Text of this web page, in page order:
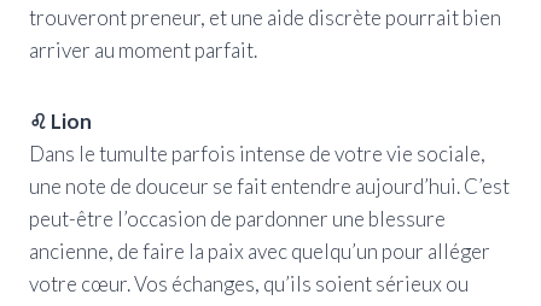
trouveront preneur, et une aide discrète pourrait bien
arriver au moment parfait.
♌ Lion
Dans le tumulte parfois intense de votre vie sociale,
une note de douceur se fait entendre aujourd’hui. C’est
peut-être l’occasion de pardonner une blessure
ancienne, de faire la paix avec quelqu’un pour alléger
votre cœur. Vos échanges, qu’ils soient sérieux ou